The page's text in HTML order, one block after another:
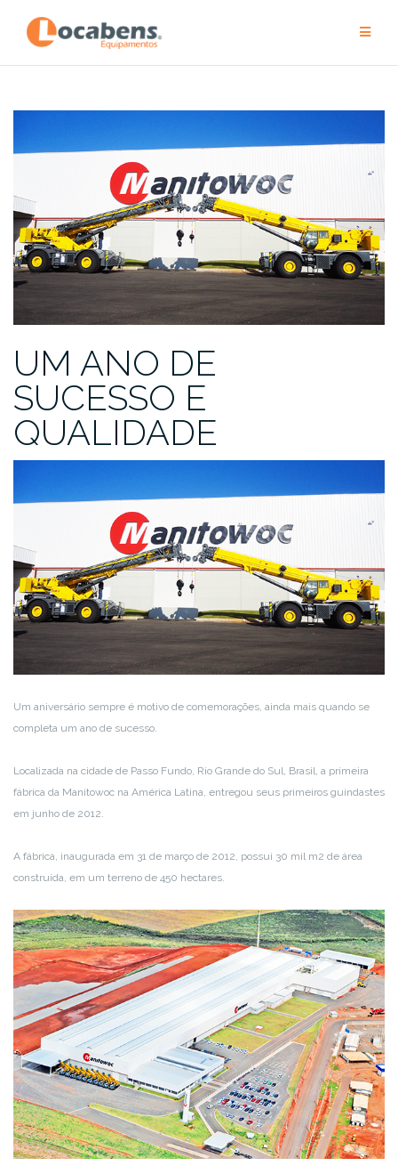
para
UM ANO DE
SUCESSO E
QUALIDADE
Um aniversário sempre é motivo de comemorações, ainda mais quando se
completa um ano de sucesso.
Localizada na cidade de Passo Fundo, Rio Grande do Sul, Brasil, a primeira
fábrica da Manitowoc na América Latina, entregou seus primeiros guindastes
em junho de 2012.
A fábrica, inaugurada em 31 de março de 2012, possui 30 mil m2 de área
construída, em um terreno de 450 hectares.